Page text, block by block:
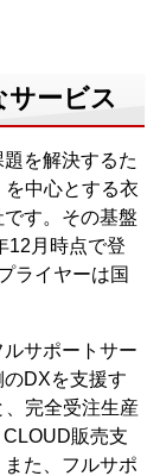
サービス
を解決するた
中心とする衣
す。その基盤
12月時点で登
ライヤーは国
サポートサー
DXを支援す
、完全受注生産
販売支
た、フルサポ